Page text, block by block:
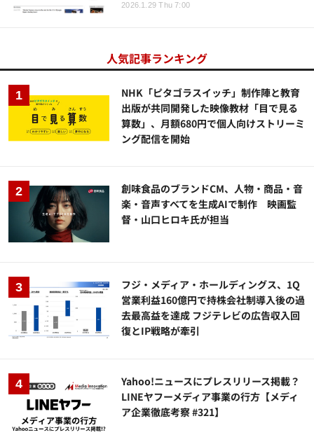
2026.1.29 Thu 7:00
人気記事ランキング
NHK「ピタゴラスイッチ」制作陣と教育
出版が共同開発した映像教材「目で見る
算数」、月額680円で個人向けストリーミ
ング配信を開始
創味食品のブランドCM、人物・商品・音
楽・音声すべてを生成AIで制作 映画監
督・山口ヒロキ氏が担当
フジ・メディア・ホールディングス、1Q
営業利益160億円で持株会社制導入後の過
去最高益を達成 フジテレビの広告収入回
復とIP戦略が牽引
Yahoo!ニュースにプレスリリース掲載？
LINEヤフーメディア事業の行方【メディ
ア企業徹底考察 #321】